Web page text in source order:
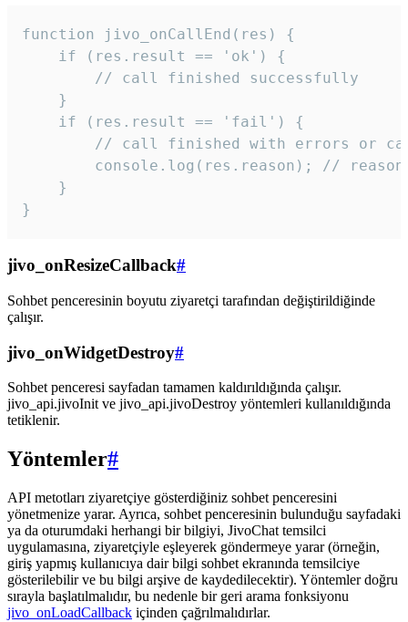
function jivo_onCallEnd(res) {
    if (res.result == 'ok') {
        // call finished successfully
    }
    if (res.result == 'fail') {
// call finished with errors or
console.log(res.reason); //
    }
}
jivo_onResizeCallback#
Sohbet penceresinin boyutu ziyaretçi tarafından değiştirildiğinde
çalışır.
jivo_onWidgetDestroy#
Sohbet penceresi sayfadan tamamen kaldırıldığında çalışır.
jivo_api.jivoInit ve jivo_api.jivoDestroy yöntemleri kullanıldığında
tetiklenir.
Yöntemler#
API metotları ziyaretçiye gösterdiğiniz sohbet penceresini
yönetmenize yarar. Ayrıca, sohbet penceresinin bulunduğu sayfadaki
ya da oturumdaki herhangi bir bilgiyi, JivoChat temsilci
uygulamasına, ziyaretçiyle eşleyerek göndermeye yarar (örneğin,
giriş yapmış kullanıcıya dair bilgi sohbet ekranında temsilciye
gösterilebilir ve bu bilgi arşive de kaydedilecektir). Yöntemler doğru
sırayla başlatılmalıdır, bu nedenle bir geri arama fonksiyonu
jivo_onLoadCallback içinden çağrılmalıdırlar.